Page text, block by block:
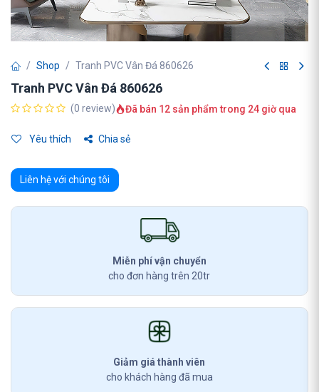
Shop Tranh PVC Vân Đá 860626
Tranh PVC Vân Đá 860626
(0 review) Đã bán 12 sản phẩm trong 24 giờ qua
Yêu thích Chia sẻ
Liên hệ với chúng tôi
Miễn phí vận chuyển
cho đơn hàng trên 20tr
Giảm giá thành viên
cho khách hàng đã mua